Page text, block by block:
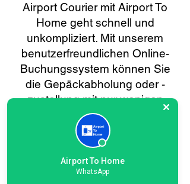
Airport Courier mit Airport To
Home geht schnell und
unkompliziert. Mit unserem
benutzerfreundlichen Online-
Buchungssystem können Sie
die Gepäckabholung oder -
zustellung mit nur wenigen
Klicks planen. Profitieren Sie
von Echtzeit-Tracking, sofortigen
Bestätigungen und einem 24/7-
Kundensupport – alles darauf
ausgerichtet, Ihren
Airport To Home
WhatsApp